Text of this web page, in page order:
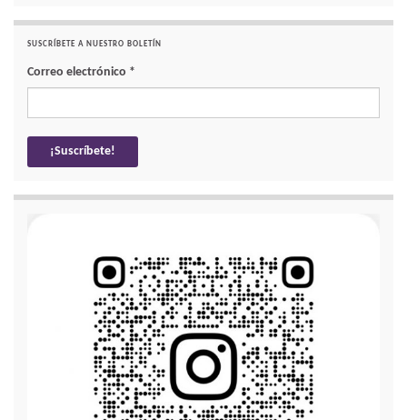
SUSCRÍBETE A NUESTRO BOLETÍN
Correo electrónico *